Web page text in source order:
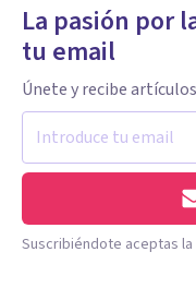
La pasión por
tu email
Únete y recibe
Suscribiéndote aceptas